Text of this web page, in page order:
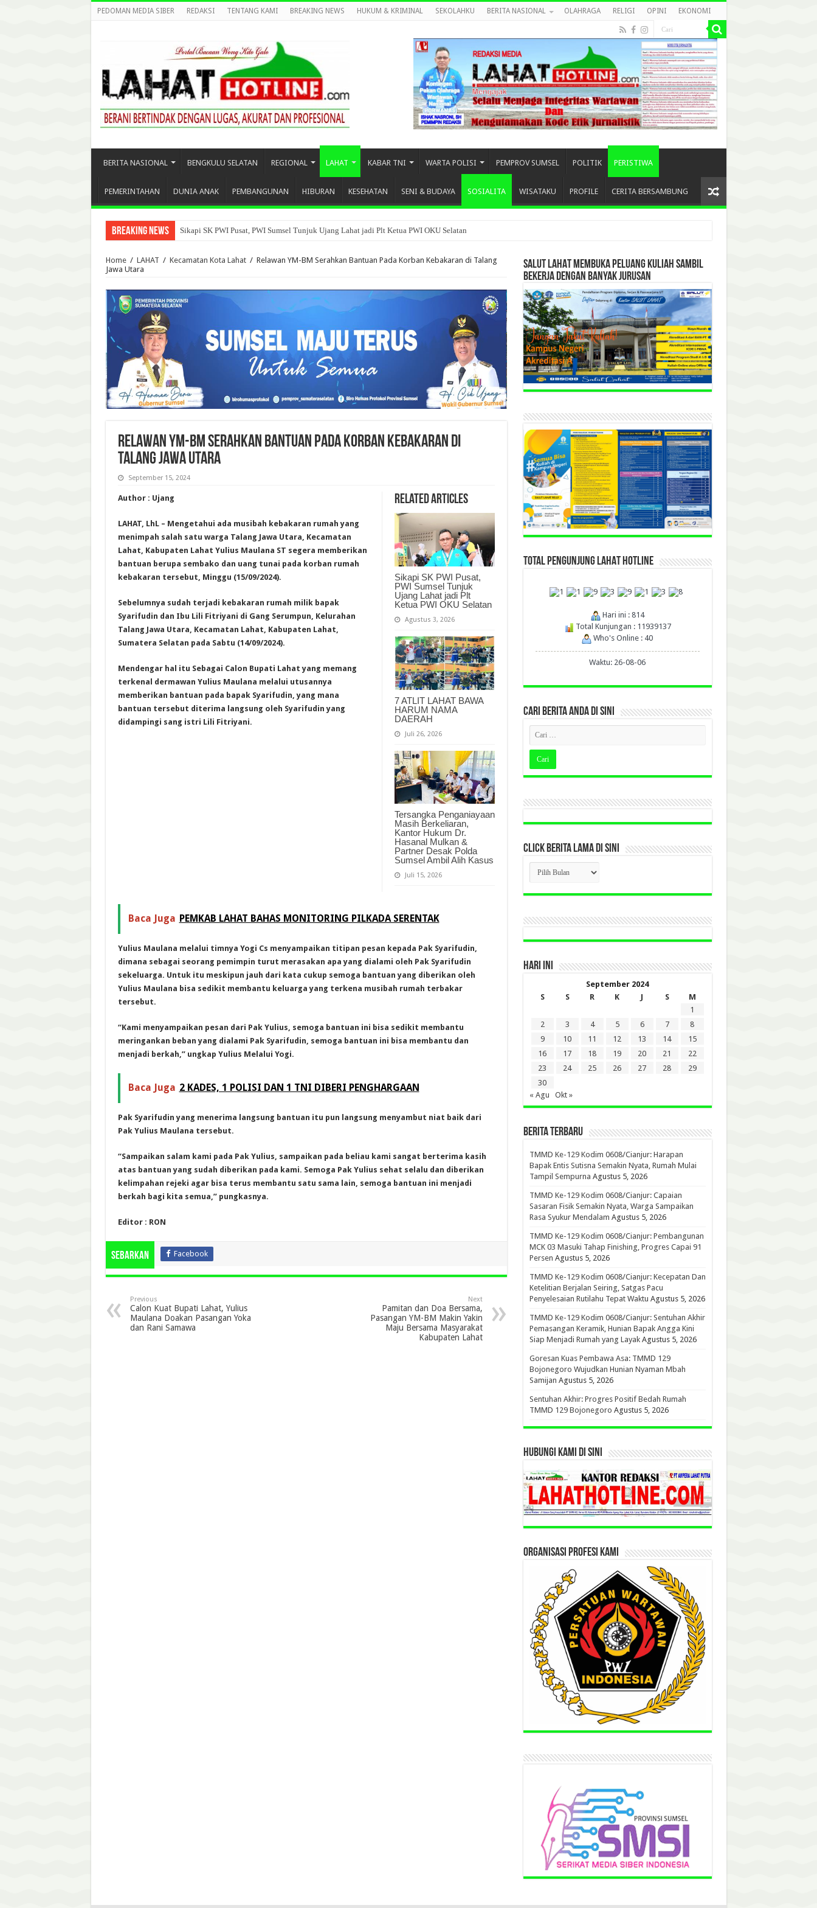
PEDOMAN MEDIA SIBER REDAKSI TENTANG KAMI BREAKING NEWS HUKUM & KRIMINAL SEKOLAHKU BERITA NASIONAL OLAHRAGA RELIGI OPINI EKONOMI
BERITA NASIONAL BENGKULU SELATAN REGIONAL LAHAT KABAR TNI WARTA POLISI PEMPROV SUMSEL POLITIK PERISTIWA
PEMERINTAHAN DUNIA ANAK PEMBANGUNAN HIBURAN KESEHATAN SENI & BUDAYA SOSIALITA WISATAKU PROFILE CERITA BERSAMBUNG
Breaking News Sikapi SK PWI Pusat, PWI Sumsel Tunjuk Ujang Lahat jadi Plt Ketua PWI OKU Selatan
Home / LAHAT / Kecamatan Kota Lahat / Relawan YM-BM Serahkan Bantuan Pada Korban Kebakaran di Talang
Jawa Utara
Relawan YM-BM Serahkan Bantuan Pada Korban Kebakaran di
Talang Jawa Utara
September 15, 2024
Related Articles
Sikapi SK PWI Pusat,
PWI Sumsel Tunjuk
Ujang Lahat jadi Plt
Ketua PWI OKU Selatan
Agustus 3, 2026
7 ATLIT LAHAT BAWA
HARUM NAMA
DAERAH
Juli 26, 2026
Tersangka Penganiayaan
Masih Berkeliaran,
Kantor Hukum Dr.
Hasanal Mulkan &
Partner Desak Polda
Sumsel Ambil Alih Kasus
Juli 15, 2026
Author : Ujang
LAHAT, LhL – Mengetahui ada musibah kebakaran rumah yang
menimpah salah satu warga Talang Jawa Utara, Kecamatan
Lahat, Kabupaten Lahat Yulius Maulana ST segera memberikan
bantuan berupa sembako dan uang tunai pada korban rumah
kebakaran tersebut, Minggu (15/09/2024).
Sebelumnya sudah terjadi kebakaran rumah milik bapak
Syarifudin dan Ibu Lili Fitriyani di Gang Serumpun, Kelurahan
Talang Jawa Utara, Kecamatan Lahat, Kabupaten Lahat,
Sumatera Selatan pada Sabtu (14/09/2024).
Mendengar hal itu Sebagai Calon Bupati Lahat yang memang
terkenal dermawan Yulius Maulana melalui utusannya
memberikan bantuan pada bapak Syarifudin, yang mana
bantuan tersebut diterima langsung oleh Syarifudin yang
didampingi sang istri Lili Fitriyani.
Baca Juga PEMKAB LAHAT BAHAS MONITORING PILKADA SERENTAK
Yulius Maulana melalui timnya Yogi Cs menyampaikan titipan pesan kepada Pak Syarifudin,
dimana sebagai seorang pemimpin turut merasakan apa yang dialami oleh Pak Syarifudin
sekeluarga. Untuk itu meskipun jauh dari kata cukup semoga bantuan yang diberikan oleh
Yulius Maulana bisa sedikit membantu keluarga yang terkena musibah rumah terbakar
tersebut.
“Kami menyampaikan pesan dari Pak Yulius, semoga bantuan ini bisa sedikit membantu
meringankan beban yang dialami Pak Syarifudin, semoga bantuan ini bisa membantu dan
menjadi berkah,” ungkap Yulius Melalui Yogi.
Baca Juga 2 KADES, 1 POLISI DAN 1 TNI DIBERI PENGHARGAAN
Pak Syarifudin yang menerima langsung bantuan itu pun langsung menyambut niat baik dari
Pak Yulius Maulana tersebut.
“Sampaikan salam kami pada Pak Yulius, sampaikan pada beliau kami sangat berterima kasih
atas bantuan yang sudah diberikan pada kami. Semoga Pak Yulius sehat selalu dan diberikan
kelimpahan rejeki agar bisa terus membantu satu sama lain, semoga bantuan ini menjadi
berkah bagi kita semua,” pungkasnya.
Editor : RON
Sebarkan Facebook
Previous
Calon Kuat Bupati Lahat, Yulius
Maulana Doakan Pasangan Yoka
dan Rani Samawa
Next
Pamitan dan Doa Bersama,
Pasangan YM-BM Makin Yakin
Maju Bersama Masyarakat
Kabupaten Lahat
SALUT LAHAT MEMBUKA PELUANG KULIAH SAMBIL
BEKERJA DENGAN BANYAK JURUSAN
TOTAL PENGUNJUNG LAHAT HOTLINE
Hari ini : 814
Total Kunjungan : 11939137
Who's Online : 40
Waktu: 26-08-06
CARI BERITA ANDA DI SINI
CLICK BERITA LAMA DI SINI
CLICK
BERITA
LAMA
DI
HARI INI
September 2024
S
S R K J S
M
1
2
3 4 5 6 7
8
9
10 11 12 13 14
15
16
17 18 19 20 21
22
23
24 25 26 27 28
29
30
« Agu
Okt »
BERITA TERBARU
TMMD Ke-129 Kodim 0608/Cianjur: Harapan
Bapak Entis Sutisna Semakin Nyata, Rumah Mulai
Tampil Sempurna Agustus 5, 2026
TMMD Ke-129 Kodim 0608/Cianjur: Capaian
Sasaran Fisik Semakin Nyata, Warga Sampaikan
Rasa Syukur Mendalam Agustus 5, 2026
TMMD Ke-129 Kodim 0608/Cianjur: Pembangunan
MCK 03 Masuki Tahap Finishing, Progres Capai 91
Persen Agustus 5, 2026
TMMD Ke-129 Kodim 0608/Cianjur: Kecepatan Dan
Ketelitian Berjalan Seiring, Satgas Pacu
Penyelesaian Rutilahu Tepat Waktu Agustus 5, 2026
TMMD Ke-129 Kodim 0608/Cianjur: Sentuhan Akhir
Pemasangan Keramik, Hunian Bapak Angga Kini
Siap Menjadi Rumah yang Layak Agustus 5, 2026
Goresan Kuas Pembawa Asa: TMMD 129
Bojonegoro Wujudkan Hunian Nyaman Mbah
Samijan Agustus 5, 2026
Sentuhan Akhir: Progres Positif Bedah Rumah
TMMD 129 Bojonegoro Agustus 5, 2026
HUBUNGI KAMI DI SINI
ORGANISASI PROFESI KAMI